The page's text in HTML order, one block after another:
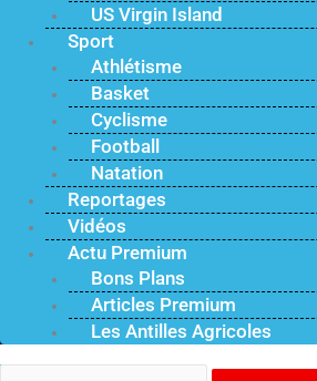
US Virgin Island
Sport
Athlétisme
Basket
Cyclisme
Football
Natation
Reportages
Vidéos
Actu Premium
Bons Plans
Articles Premium
Les Antilles Agricoles